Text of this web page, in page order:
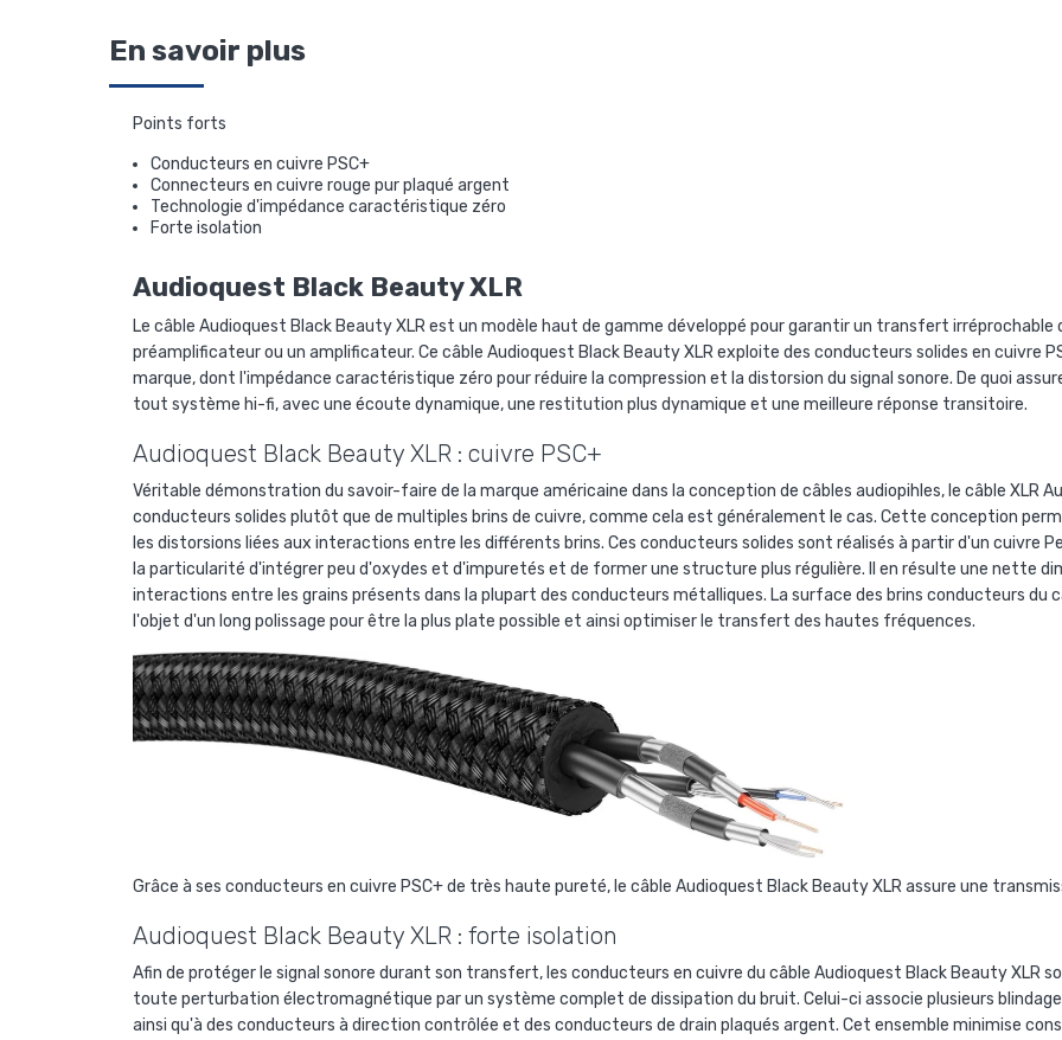
En savoir plus
Points forts
Conducteurs en cuivre PSC+
Connecteurs en cuivre rouge pur plaqué argent
Technologie d'impédance caractéristique zéro
Forte isolation
Audioquest Black Beauty XLR
Le câble Audioquest Black Beauty XLRest un modèle haut de gamme développé pour garantir un transfert irréprochable
préamplificateur ou un amplificateur. Ce câble Audioquest Black Beauty XLR exploite des conducteurs solides en cuivre
marque, dont l'impédance caractéristique zéro pour réduire la compression et la distorsion du signal sonore. De quoi
tout système hi-fi, avec une écoute dynamique, une restitution plus dynamique et une meilleure réponse transitoire.
Audioquest Black Beauty XLR : cuivre PSC+
Véritable démonstration du savoir-faire de la marque américaine dans la conception de câbles audiopihles, le câble XLR
conducteurs solides plutôt que de multiples brins de cuivre, comme cela est généralement le cas. Cette conception
les distorsions liées aux interactions entre les différents brins. Ces conducteurs solides sont réalisés à partir d'un cuivre
la particularité d'intégrer peu d'oxydes et d'impuretés et de former une structure plus régulière. Il en résulte une nette
interactions entre les grains présents dans la plupart des conducteurs métalliques. La surface des brins conducteurs du
l'objet d'un long polissage pour être la plus plate possible et ainsi optimiser le transfert des hautes fréquences.
Grâce à ses conducteurs en cuivre PSC+ de très haute pureté, le câble Audioquest Black Beauty XLR assure une
Audioquest Black Beauty XLR : forte isolation
Afin de protéger le signal sonore durant son transfert, les conducteurs en cuivre du câble Audioquest Black Beauty XLR
toute perturbation électromagnétique par un système complet de dissipation du bruit. Celui-ci associe plusieurs
ainsi qu'à des conducteurs à direction contrôlée et des conducteurs de drain plaqués argent. Cet ensemble minimise